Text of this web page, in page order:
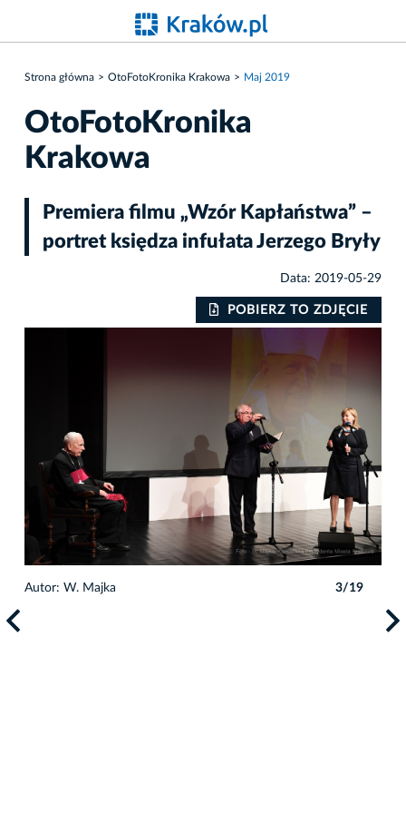
Strona główna OtoFotoKronika Krakowa Maj 2019
OtoFotoKronika
Krakowa
Premiera filmu „Wzór Kapłaństwa” –
portret księdza infułata Jerzego Bryły
Data: 2019-05-29
POBIERZ TO ZDJĘCIE
Autor: W. Majka 3/19